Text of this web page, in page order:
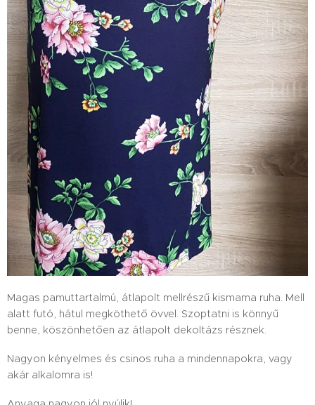
Magas pamuttartalmú, átlapolt mellrészű kismama ruha. Mell
alatt futó, hátul megköthető övvel. Szoptatni is könnyű
benne, köszönhetően az átlapolt dekoltázs résznek.
Nagyon kényelmes és csinos ruha a mindennapokra, vagy
akár alkalomra is!